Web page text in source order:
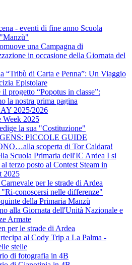
- eventi di fine anno Scuola
una Campagna di
in occasione della Giornata del
“Tribù di Carta e Penna”: Un Viaggio
Epistolare
progetto “Popotus in classe”:
la nostra prima pagina
2025/2026
Week 2025
la sua "Costituzione"
PICCOLE GUIDE
scoperta di Tor Caldara!
Scuola Primaria dell'IC Ardea I si
terzo posto al Contest Steam in
2025
per le strade di Ardea
"Ri-conoscersi nelle differenze"
della Primaria Manzù
alla Giornata dell'Unità Nazionale e
Armate
per le strade di Ardea
al Cody Trip a La Palma -
stelle
di fotografia in 4B